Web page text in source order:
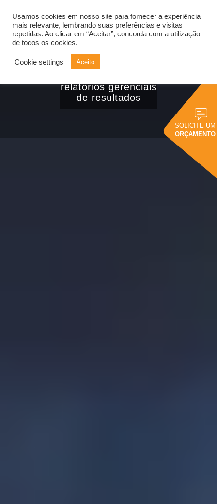
SOLICITE UM
ORÇAMENTO
Alternar
Confira 5 maneiras
relatórios gerenciais
de resultados
Usamos cookies em nosso site para fornecer a experiência
mais relevante, lembrando suas preferências e visitas
repetidas. Ao clicar em “Aceitar”, concorda com a utilização
de todos os cookies.
Cookie settings Aceito